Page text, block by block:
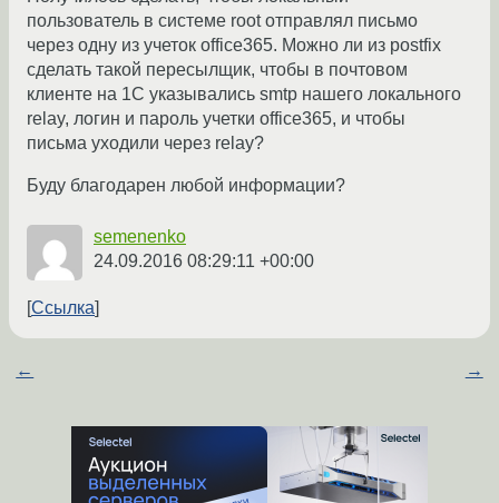
пользователь в системе root отправлял письмо
через одну из учеток office365. Можно ли из postfix
сделать такой пересылщик, чтобы в почтовом
клиенте на 1С указывались smtp нашего локального
relay, логин и пароль учетки office365, и чтобы
письма уходили через relay?
Буду благодарен любой информации?
semenenko
24.09.2016 08:29:11 +00:00
Ссылка
← →